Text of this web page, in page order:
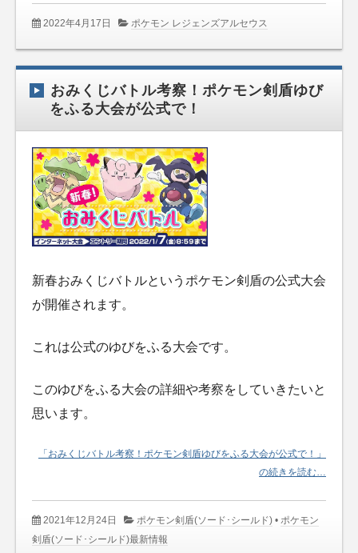
2022年4月17日 ポケモン レジェンズアルセウス
おみくじバトル考察！ポケモン剣盾ゆび
をふる大会が公式で！
新春おみくじバトルというポケモン剣盾の公式大会
が開催されます。
これは公式のゆびをふる大会です。
このゆびをふる大会の詳細や考察をしていきたいと
思います。
「おみくじバトル考察！ポケモン剣盾ゆびをふる大会が公式で！」
の続きを読む…
2021年12月24日 ポケモン剣盾(ソード･シールド) •ポケモン
剣盾(ソード･シールド)最新情報